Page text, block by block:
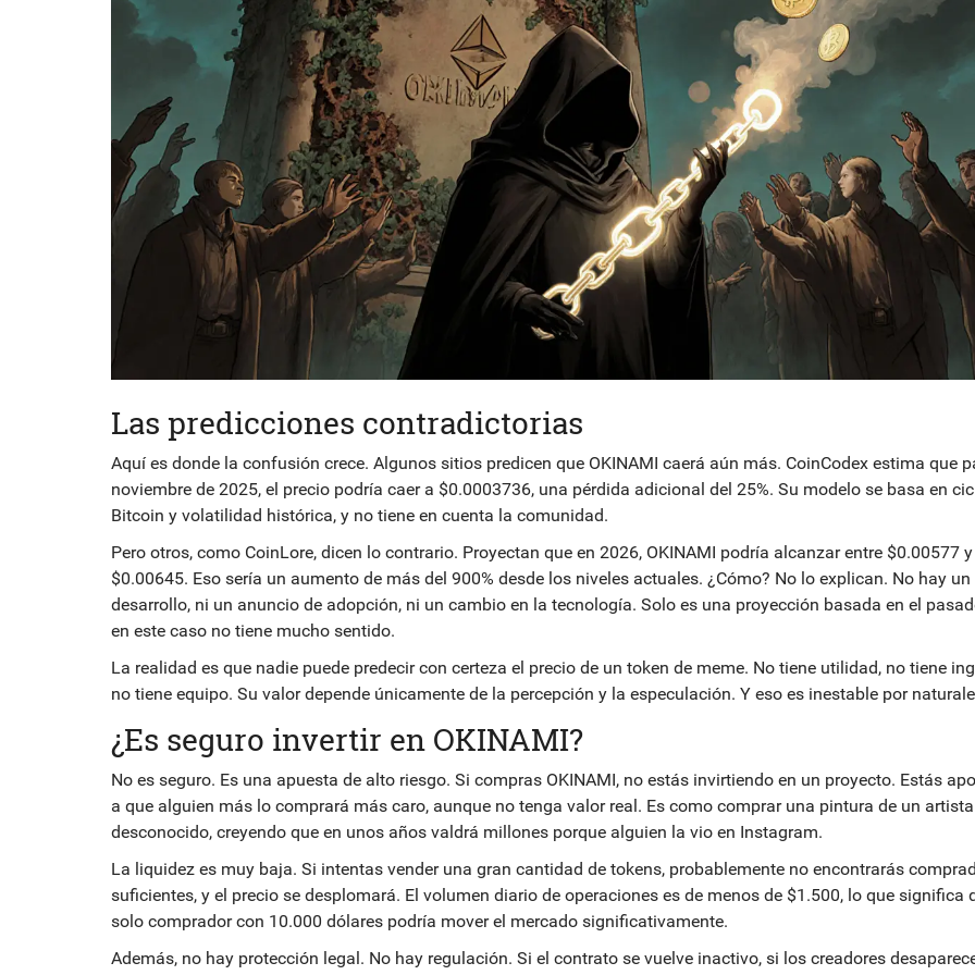
Las predicciones contradictorias
Aquí es donde la confusión crece. Algunos sitios predicen que OKINAMI caerá aún más. CoinCodex estima que
noviembre de 2025, el precio podría caer a $0.0003736, una pérdida adicional del 25%. Su modelo se basa en
Bitcoin y volatilidad histórica, y no tiene en cuenta la comunidad.
Pero otros, como CoinLore, dicen lo contrario. Proyectan que en 2026, OKINAMI podría alcanzar entre $0.00577 y
$0.00645. Eso sería un aumento de más del 900% desde los niveles actuales. ¿Cómo? No lo explican. No hay
desarrollo, ni un anuncio de adopción, ni un cambio en la tecnología. Solo es una proyección basada en el
en este caso no tiene mucho sentido.
La realidad es que nadie puede predecir con certeza el precio de un token de meme. No tiene utilidad, no tiene
no tiene equipo. Su valor depende únicamente de la percepción y la especulación. Y eso es inestable por
¿Es seguro invertir en OKINAMI?
No es seguro. Es una apuesta de alto riesgo. Si compras OKINAMI, no estás invirtiendo en un proyecto. Estás
a que alguien más lo comprará más caro, aunque no tenga valor real. Es como comprar una pintura de un artista
desconocido, creyendo que en unos años valdrá millones porque alguien la vio en Instagram.
La liquidez es muy baja. Si intentas vender una gran cantidad de tokens, probablemente no encontrarás
suficientes, y el precio se desplomará. El volumen diario de operaciones es de menos de $1.500, lo que significa
solo comprador con 10.000 dólares podría mover el mercado significativamente.
Además, no hay protección legal. No hay regulación. Si el contrato se vuelve inactivo, si los creadores